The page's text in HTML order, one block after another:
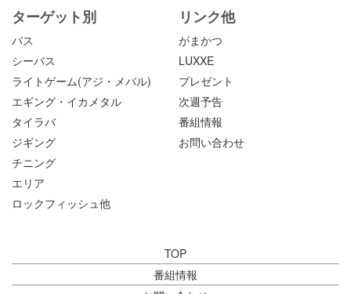
ターゲット別
バス
シーバス
ライトゲーム(アジ・メバル)
エギング・イカメタル
タイラバ
ジギング
チニング
エリア
ロックフィッシュ他
リンク他
がまかつ
LUXXE
プレゼント
次週予告
番組情報
お問い合わせ
TOP
番組情報